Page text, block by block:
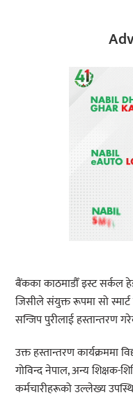
बैंकका काठमाडौँ इस्ट सर्कल
जिसीले संयुक्त रूपमा सो स्मार्ट
सन्जिप पुरीलाई हस्तान्तरण
उक्त हस्तान्तरण कार्यक्रममा
गोविन्द नेपाल, अन्य शिक्षक-
कर्मचारीहरूको उल्लेख्य